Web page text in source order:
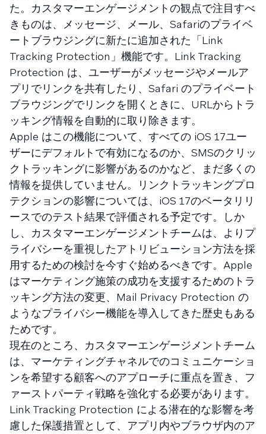
た。カスタマーエンゲージメントの観点で注目すべ
きものは、メッセージ、メール、Safariのプライベ
ートブラウジングに新たに追加された「Link
Tracking Protection」機能です。Link Tracking
Protection は、ユーザーがメッセージやメールア
プリでリンクを共有したり、Safari のプライベート
ブラウジングでリンクを開くときに、URLからトラ
ッキング情報を自動的に取り除きます。
Apple はこの機能について、すべての iOS 17ユー
ザーにデフォルトで有効になるのか、SMSのクリッ
クトラッキングに影響があるのかなど、まだ多くの
情報を提供していません。リンクトラッキングプロ
テクションの影響については、iOS 17のベータリリ
ースでのテスト結果で評価される予定です。しか
し、カスタマーエンゲージメントチームは、よりプ
ライバシーを重視したアトリビューション方法を採
用するための検討を今すぐ始めるべきです。Apple
はマーケティング施策の成功を支援するためのトラ
ッキング方法の変更、Mail Privacy Protection の
ようなプライバシー機能を導入してきた歴史もある
ためです。
現在のところ、カスタマーエンゲージメントチーム
は、マーケティングチャネルでのコミュニケーショ
ンを希望する顧客へのアプローチに重点を置き、フ
ァーストパーティ戦略を強化する必要があります。
Link Tracking Protection による潜在的な影響を考
慮した保護措置として、アプリ内やブラウザ内のア